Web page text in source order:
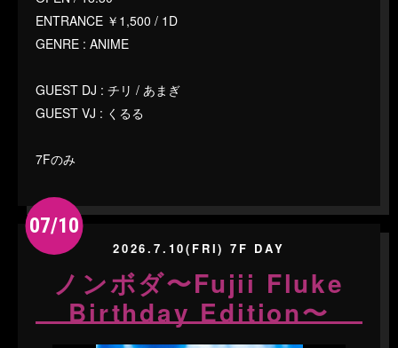
ENTRANCE ￥1,500 / 1D
GENRE : ANIME
GUEST DJ : チリ / あまぎ
GUEST VJ : くるる
7Fのみ
07/10
2026.7.10(FRI) 7F DAY
ノンボダ〜Fujii Fluke
Birthday Edition〜